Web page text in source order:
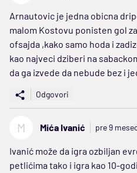
Arnautovic je jedna obicna
malom Kostovu ponisten gol
ofsajda ,kako samo hoda i
kao najveci dziberi na
da ga izvede da nebude bez i
Odgovori
M Mića Ivanić pre 9
Ivanić može da igra ozbiljan
petlićima tako i igra kao 10-